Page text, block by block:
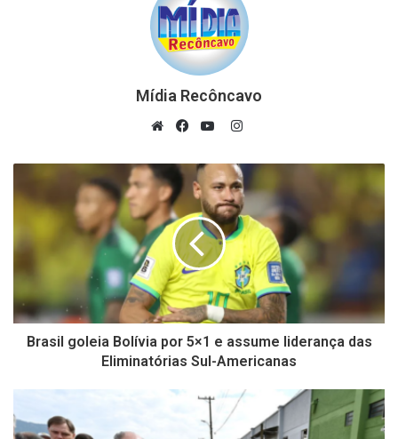
Mídia Recôncavo
Instagram
Brasil goleia Bolívia por 5×1 e assume liderança das
Eliminatórias Sul-Americanas